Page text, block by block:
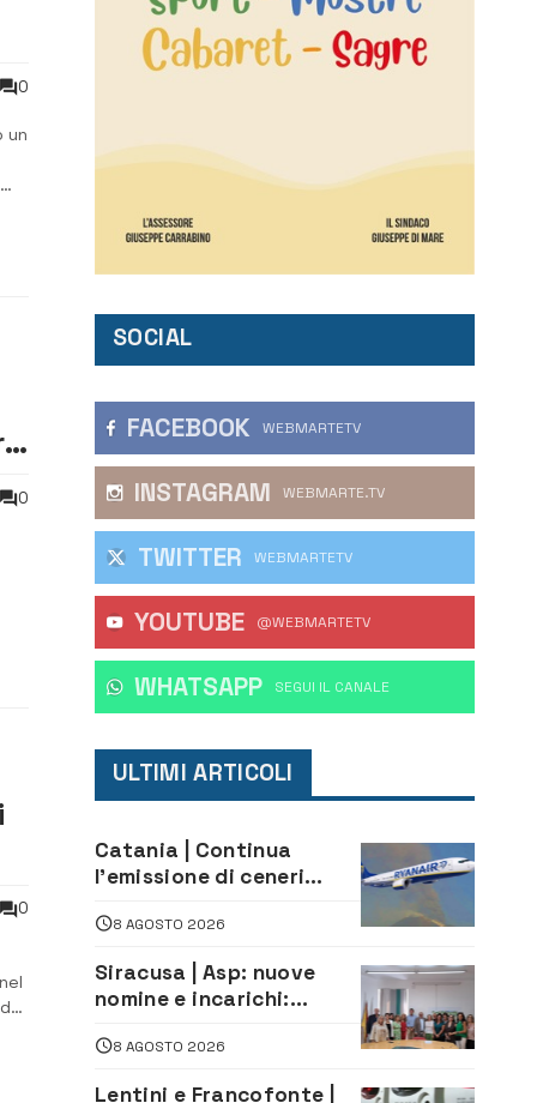
0
un
0
0
SOCIAL
FACEBOOK WEBMARTETV
INSTAGRAM WEBMARTE.TV
TWITTER WEBMARTETV
YOUTUBE @WEBMARTETV
WHATSAPP ‎SEGUI IL CANALE
ULTIMI ARTICOLI
Catania | Continua
l’emissione di ceneri
attività all’aeroporto di
Fontanarossa
8 AGOSTO 2026
Siracusa | Asp: nuove
nomine e incarichi:
di Sanità pubblica,
8 AGOSTO 2026
Lentini e Francofonte |